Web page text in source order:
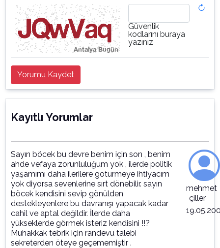
Güvenlik
kodlarını buraya
yazınız
Yorumu Kaydet
Kayıtlı Yorumlar
Sayın böcek bu devre benim için son , benim
ahde vefaya zorunluluğum yok , ilerde politik
yaşamımı daha ilerilere götürmeye ihtiyacım
yok diyorsa sevenlerine sırt dönebilir. sayın
böcek kendisini sevip gönülden
destekleyenlere bu davranışı yapacak kadar
cahil ve aptal değildir. İlerde daha
yükseklerde görmek isteriz kendisini !!?
Muhakkak tebrik için randevu talebi
sekreterden öteye geçememiştir .
mehmet
çiller